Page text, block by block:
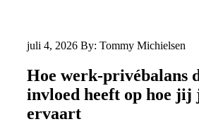
juli 4, 2026 By: Tommy Michielsen
Hoe werk-privébalans
invloed heeft op hoe jij
ervaart